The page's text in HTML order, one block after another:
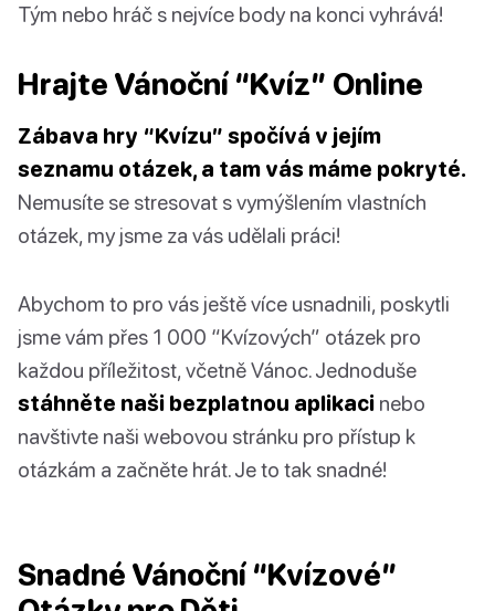
Tým nebo hráč s nejvíce body na konci vyhrává!
Hrajte Vánoční “Kvíz” Online
Zábava hry “Kvízu” spočívá v jejím
seznamu otázek, a tam vás máme pokryté.
Nemusíte se stresovat s vymýšlením vlastních
otázek, my jsme za vás udělali práci!
Abychom to pro vás ještě více usnadnili, poskytli
jsme vám přes 1 000 “Kvízových” otázek pro
každou příležitost, včetně Vánoc. Jednoduše
stáhněte naši bezplatnou aplikaci nebo
navštivte naši webovou stránku pro přístup k
otázkám a začněte hrát. Je to tak snadné!
Snadné Vánoční “Kvízové”